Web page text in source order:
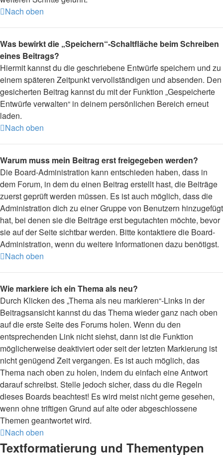
Nach oben
Was bewirkt die „Speichern“-Schaltfläche beim Schreiben
eines Beitrags?
Hiermit kannst du die geschriebene Entwürfe speichern und zu
einem späteren Zeitpunkt vervollständigen und absenden. Den
gesicherten Beitrag kannst du mit der Funktion „Gespeicherte
Entwürfe verwalten“ in deinem persönlichen Bereich erneut
laden.
Nach oben
Warum muss mein Beitrag erst freigegeben werden?
Die Board-Administration kann entschieden haben, dass in
dem Forum, in dem du einen Beitrag erstellt hast, die Beiträge
zuerst geprüft werden müssen. Es ist auch möglich, dass die
Administration dich zu einer Gruppe von Benutzern hinzugefügt
hat, bei denen sie die Beiträge erst begutachten möchte, bevor
sie auf der Seite sichtbar werden. Bitte kontaktiere die Board-
Administration, wenn du weitere Informationen dazu benötigst.
Nach oben
Wie markiere ich ein Thema als neu?
Durch Klicken des „Thema als neu markieren“-Links in der
Beitragsansicht kannst du das Thema wieder ganz nach oben
auf die erste Seite des Forums holen. Wenn du den
entsprechenden Link nicht siehst, dann ist die Funktion
möglicherweise deaktiviert oder seit der letzten Markierung ist
nicht genügend Zeit vergangen. Es ist auch möglich, das
Thema nach oben zu holen, indem du einfach eine Antwort
darauf schreibst. Stelle jedoch sicher, dass du die Regeln
dieses Boards beachtest! Es wird meist nicht gerne gesehen,
wenn ohne triftigen Grund auf alte oder abgeschlossene
Themen geantwortet wird.
Nach oben
Textformatierung und Thementypen